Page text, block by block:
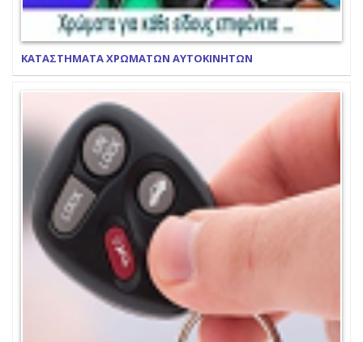
ΚΑΤΑΣΤΗΜΑΤΑ ΧΡΩΜΑΤΩΝ ΑΥΤΟΚΙΝΗΤΩΝ